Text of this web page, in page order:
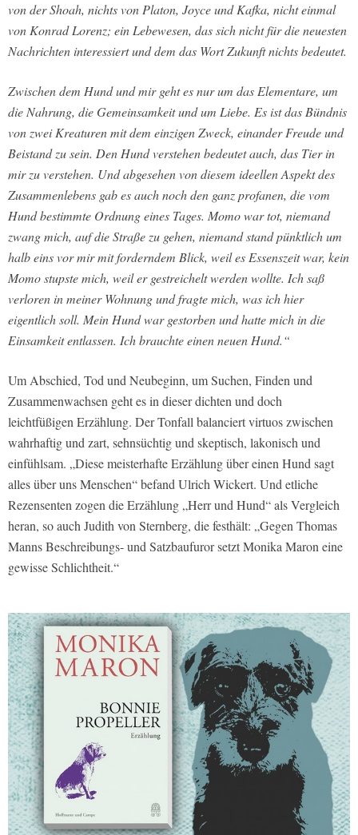
von der Shoah, nichts von Platon, Joyce und Kafka, nicht einmal
von Konrad Lorenz; ein Lebewesen, das sich nicht für die neuesten
Nachrichten interessiert und dem das Wort Zukunft nichts bedeutet.
Zwischen dem Hund und mir geht es nur um das Elementare, um
die Nahrung, die Gemeinsamkeit und um Liebe. Es ist das Bündnis
von zwei Kreaturen mit dem einzigen Zweck, einander Freude und
Beistand zu sein. Den Hund verstehen bedeutet auch, das Tier in
mir zu verstehen. Und abgesehen von diesem ideellen Aspekt des
Zusammenlebens gab es auch noch den ganz profanen, die vom
Hund bestimmte Ordnung eines Tages. Momo war tot, niemand
zwang mich, auf die Straße zu gehen, niemand stand pünktlich um
halb eins vor mir mit forderndem Blick, weil es Essenszeit war, kein
Momo stupste mich, weil er gestreichelt werden wollte. Ich saß
verloren in meiner Wohnung und fragte mich, was ich hier
eigentlich soll. Mein Hund war gestorben und hatte mich in die
Einsamkeit entlassen. Ich brauchte einen neuen Hund.“
Um Abschied, Tod und Neubeginn, um Suchen, Finden und
Zusammenwachsen geht es in dieser dichten und doch
leichtfüßigen Erzählung. Der Tonfall balanciert virtuos zwischen
wahrhaftig und zart, sehnsüchtig und skeptisch, lakonisch und
einfühlsam. „Diese meisterhafte Erzählung über einen Hund sagt
alles über uns Menschen“ befand Ulrich Wickert. Und etliche
Rezensenten zogen die Erzählung „Herr und Hund“ als Vergleich
heran, so auch Judith von Sternberg, die festhält: „Gegen Thomas
Manns Beschreibungs- und Satzbaufuror setzt Monika Maron eine
gewisse Schlichtheit.“